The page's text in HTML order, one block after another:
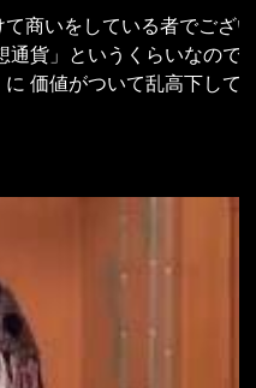
商いをしている者でござい
通貨」というくらいなので
価値がついて乱高下して